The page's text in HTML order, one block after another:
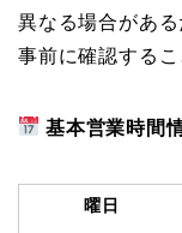
異なる場合があ
事前に確認するこ
基本営業時間
曜日